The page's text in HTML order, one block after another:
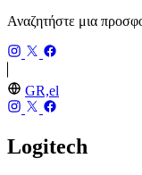
Αναζητήστε μια
GR,el
Logitech